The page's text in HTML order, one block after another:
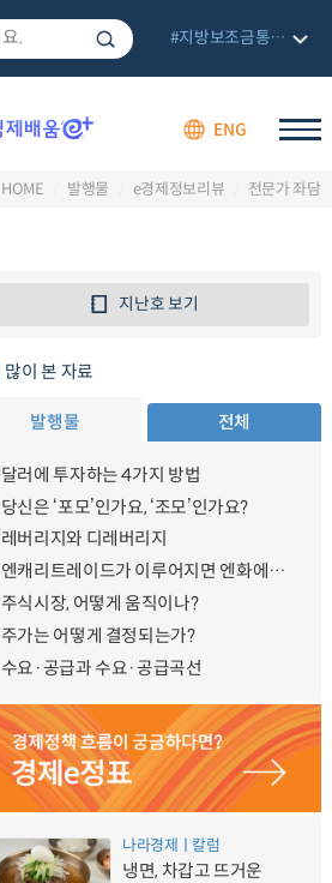
ENG
#지방보조금통합관리망
HOME 발행물 e경제정보리뷰 전문가 좌담
지난호 보기
많이 본 자료
발행물 전체
달러에 투자하는 4가지 방법
당신은 ‘포모’인가요, ‘조모’인가요?
레버리지와 디레버리지
엔캐리트레이드가 이루어지면 엔화에 대한 수요가 증가하지 않나요?
주식시장, 어떻게 움직이나?
주가는 어떻게 결정되는가?
수요·공급과 수요·공급곡선
나라경제ㅣ칼럼
냉면, 차갑고 뜨거운